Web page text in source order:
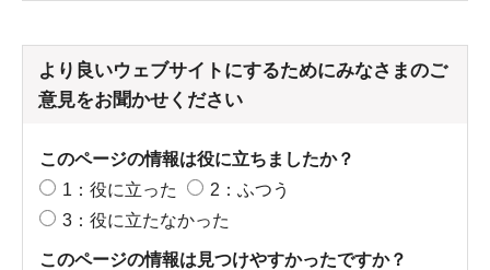
より良いウェブサイトにするためにみなさまのご
意見をお聞かせください
このページの情報は役に立ちましたか？
1：役に立った
2：ふつう
3：役に立たなかった
このページの情報は見つけやすかったですか？